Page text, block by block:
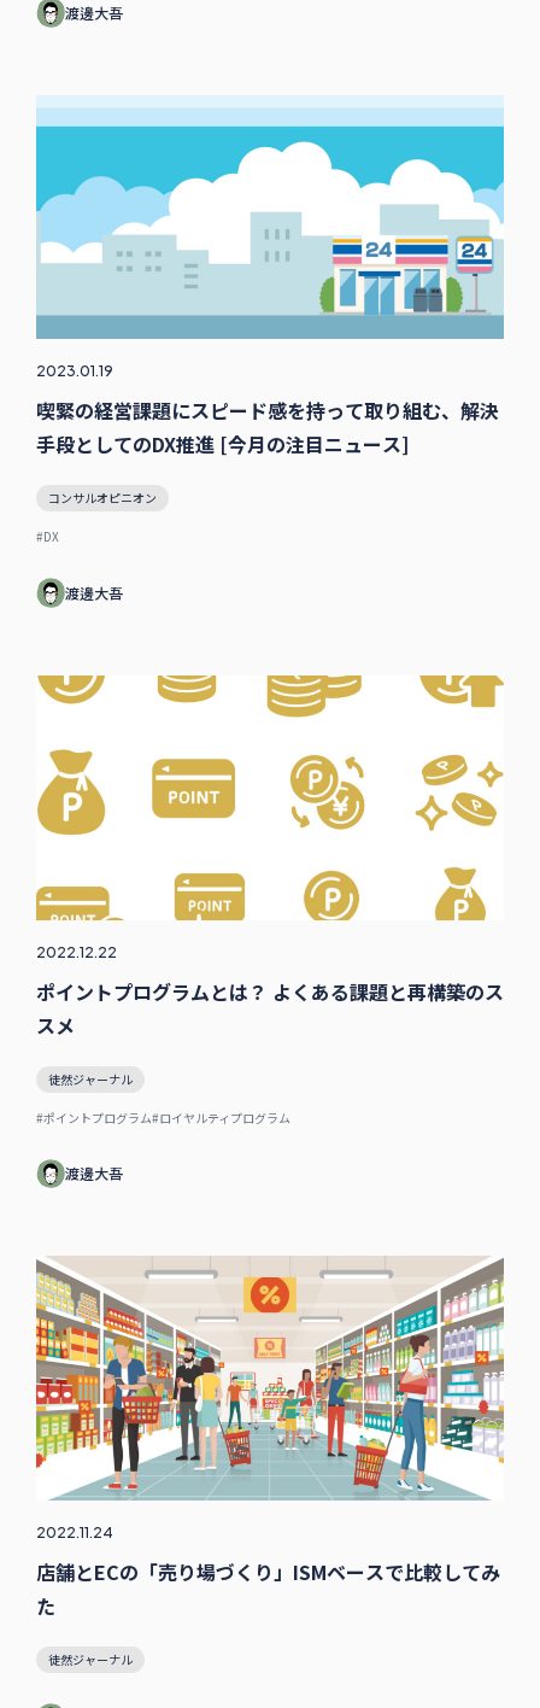
渡邊大吾
2023.01.19
喫緊の経営課題にスピード感を持って取り組む、解決
手段としてのDX推進 [今月の注目ニュース]
コンサルオピニオン
#DX
渡邊大吾
2022.12.22
ポイントプログラムとは？ よくある課題と再構築のス
スメ
徒然ジャーナル
#ポイントプログラム#ロイヤルティプログラム
渡邊大吾
2022.11.24
店舗とECの「売り場づくり」ISMベースで比較してみ
た
徒然ジャーナル